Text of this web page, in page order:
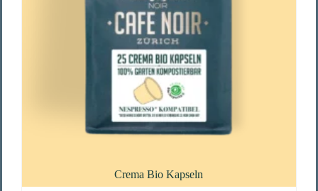
Cre­ma Bio Kapseln